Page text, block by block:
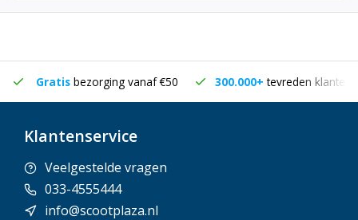
Gratis bezorging vanaf €50 300.000+tevreden klanten
Klantenservice
Veelgestelde vragen
033-4555444
info@scootplaza.nl